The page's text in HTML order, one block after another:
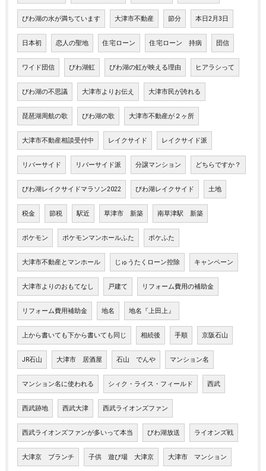
びわ湖の水が満ちています 大津市不動産 節分 本日2月3日
日本初 恋人の聖地 住宅ローン 住宅ローン 持病 団信
ワイド団信 びわ湖虹 びわ湖の虹が映える理由 ヒアラシって
びわ湖の不思議 大津市よりお伝え 大津市民が誇れる
琵琶湖周航の歌 びわ湖の歌 大津市不動産が２ヶ所
大津市不動産相談受付中 レイクサイド レイクサイド派
リバーサイド リバーサイド派 分譲マンション どちらですか？
びわ湖レイクサイドマラソン2022 びわ湖レイクサイド 土地
税金 節税 駅近 草津市 新築 南草津駅 新築
ポケモン ポケモンマンホールふた ポケふた
大津市不動産とマンホール じゅうたくローン控除 キャンペーン
大津市よりのおもてなし 戸建て リフォーム費用の補助金
リフォーム費用補助金 地名 地名『上田上』
上から書いても下から書いても同じ 相続後 手順 京阪石山
JR石山 大津市 居酒屋 石山 でんや マンション名
マンション名に使われる シィク・ライス・フィールド 西武
西武跡地 西武大津 西武ライオンズファン
西武ライオンズファンが多いって本当 びわ湖放送 ライオンズ戦
大津京 ブランチ 子供 遊び場 大津京 大津市 マンション